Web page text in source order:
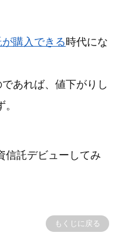
購入できる時代にな
あれば、値下がりし
信託デビューしてみ
もくじに戻る